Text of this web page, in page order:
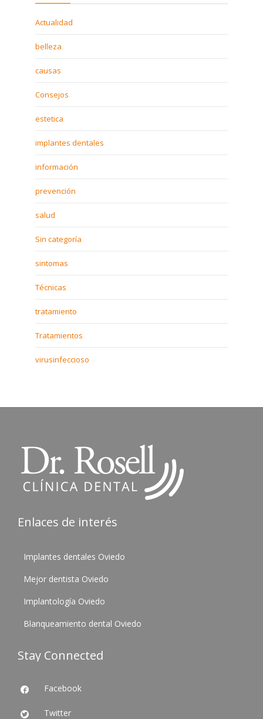
Actualidad
belleza
causas
Consejos
estetica
implantes dentales
información
prevención
salud
Sin categoría
sintomas
Técnicas
tratamiento
Tratamientos
virusinfeccioso
Enlaces de interés
Implantes dentales Oviedo
Mejor dentista Oviedo
Implantología Oviedo
Blanqueamiento dental Oviedo
Stay Connected
 Facebook
 Twitter